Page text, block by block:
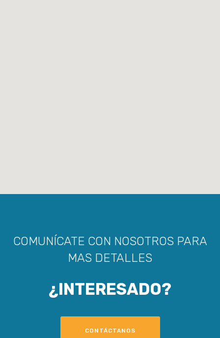
COMUNÍCATE CON NOSOTROS PARA
MAS DETALLES
¿INTERESADO?
CONTÁCTANOS